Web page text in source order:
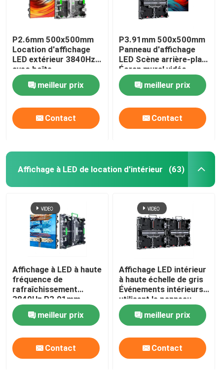
P2.6mm 500x500mm
Location d'affichage
LED extérieur 3840Hz
avec boîte
d'alimentation amovible
meilleur prix
Contact
P3.91mm 500x500mm
Panneau d'affichage
LED Scène arrière-plan
Écran mural vidéo
meilleur prix
Contact
Affichage à LED de location d'intérieur (63)
Affichage à LED à haute
fréquence de
rafraîchissement
3840Hz P3.91mm
P4.81mm
meilleur prix
Contact
Affichage LED intérieur
à haute échelle de gris
Événements intérieurs
utilisant le panneau
d'écran LED
meilleur prix
Contact